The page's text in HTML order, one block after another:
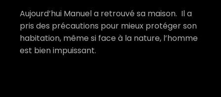
Aujourd’hui Manuel a retrouvé sa maison. Il a
pris des précautions pour mieux protéger son
habitation, même si face à la nature, l’homme
est bien impuissant.